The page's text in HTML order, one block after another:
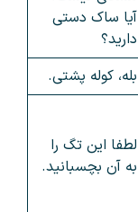
آیا ساک دستی
دارید؟
بله، کوله پشتی.
لطفا این تگ را
به آن بچسبانید.